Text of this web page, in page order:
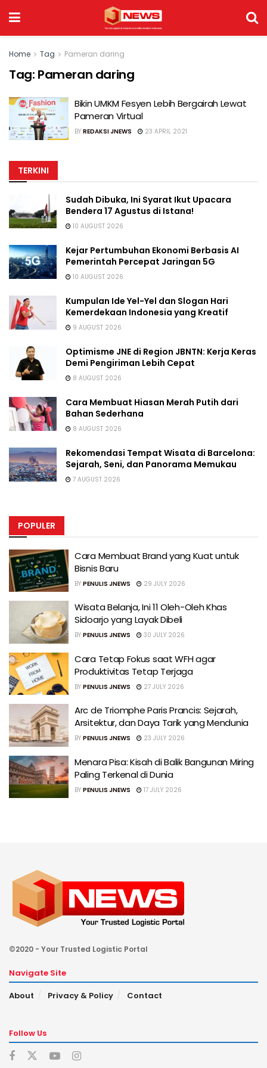
Home Tag Pameran daring
Tag: Pameran daring
Bikin UMKM Fesyen Lebih Bergairah Lewat
Pameran Virtual
BY REDAKSI JNEWS 23 APRIL 2021
TERKINI
Sudah Dibuka, Ini Syarat Ikut Upacara
Bendera 17 Agustus di Istana!
10 AUGUST 2026
Kejar Pertumbuhan Ekonomi Berbasis AI
Pemerintah Percepat Jaringan 5G
10 AUGUST 2026
Kumpulan Ide Yel-Yel dan Slogan Hari
Kemerdekaan Indonesia yang Kreatif
9 AUGUST 2026
Optimisme JNE di Region JBNTN: Kerja Keras
Demi Pengiriman Lebih Cepat
8 AUGUST 2026
Cara Membuat Hiasan Merah Putih dari
Bahan Sederhana
8 AUGUST 2026
Rekomendasi Tempat Wisata di Barcelona:
Sejarah, Seni, dan Panorama Memukau
7 AUGUST 2026
POPULER
Cara Membuat Brand yang Kuat untuk
Bisnis Baru
BY PENULIS JNEWS 29 JULY 2026
Wisata Belanja, Ini 11 Oleh-Oleh Khas
Sidoarjo yang Layak Dibeli
BY PENULIS JNEWS 30 JULY 2026
Cara Tetap Fokus saat WFH agar
Produktivitas Tetap Terjaga
BY PENULIS JNEWS 27 JULY 2026
Arc de Triomphe Paris Prancis: Sejarah,
Arsitektur, dan Daya Tarik yang Mendunia
BY PENULIS JNEWS 23 JULY 2026
Menara Pisa: Kisah di Balik Bangunan Miring
Paling Terkenal di Dunia
BY PENULIS JNEWS 17 JULY 2026
©2020 - Your Trusted Logistic Portal
Navigate Site
About
Privacy & Policy Contact
Follow Us